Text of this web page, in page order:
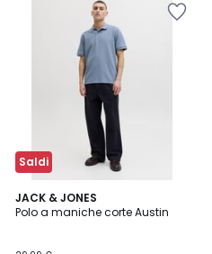
Saldi
JACK & JONES
Polo a maniche corte Austin
5
/
3
Colori